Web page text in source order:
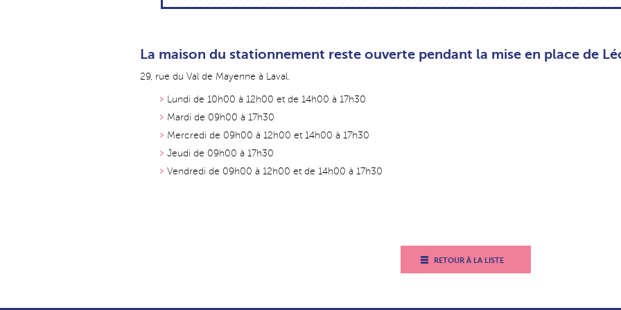
La maison du stationnement reste ouverte pendant la mise en place de
29, rue du Val de Mayenne à Laval.
Lundi de 10h00 à 12h00 et de 14h00 à 17h30
Mardi de 09h00 à 17h30
Mercredi de 09h00 à 12h00 et 14h00 à 17h30
Jeudi de 09h00 à 17h30
Vendredi de 09h00 à 12h00 et de 14h00 à 17h30
RETOUR À LA LISTE